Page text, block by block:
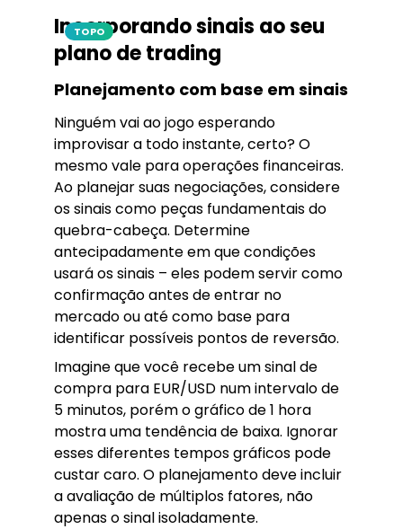
TOPO
Incorporando sinais ao seu
plano de trading
Planejamento com base em sinais
Ninguém vai ao jogo esperando
improvisar a todo instante, certo? O
mesmo vale para operações financeiras.
Ao planejar suas negociações, considere
os sinais como peças fundamentais do
quebra-cabeça. Determine
antecipadamente em que condições
usará os sinais – eles podem servir como
confirmação antes de entrar no
mercado ou até como base para
identificar possíveis pontos de reversão.
Imagine que você recebe um sinal de
compra para EUR/USD num intervalo de
5 minutos, porém o gráfico de 1 hora
mostra uma tendência de baixa. Ignorar
esses diferentes tempos gráficos pode
custar caro. O planejamento deve incluir
a avaliação de múltiplos fatores, não
apenas o sinal isoladamente.